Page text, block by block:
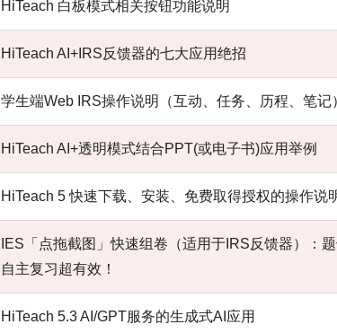
HiTeach 白板模式相关按钮功能说明
HiTeach AI+IRS反馈器的七大应用绝招
学生端Web IRS操作说明（互动、任务、历程、笔记
HiTeach AI+透明模式结合PPT(或电子书)应用举例
HiTeach 5 快速下载、安装、免费取得授权的操作说
IES「点拖截图」快速组卷（适用于IRS反馈器）：
自主复习超有效！
HiTeach 5.3 AI/GPT服务的生成式AI应用